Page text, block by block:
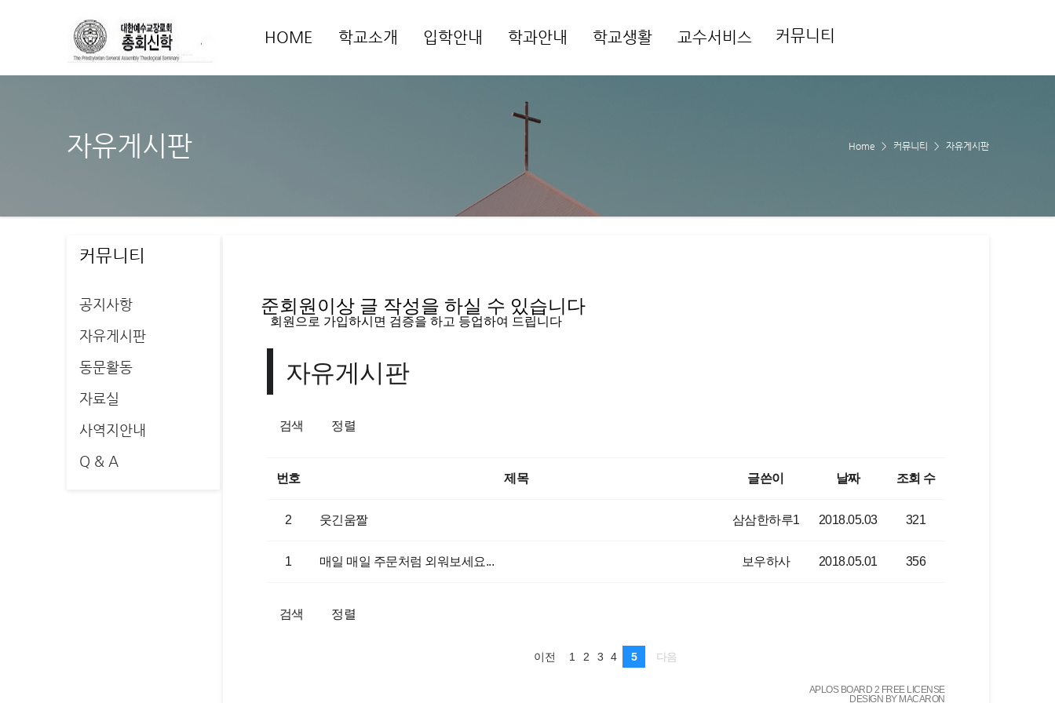
HOME 학교소개 입학안내 학과안내 학교생활 교수서비스 커뮤니티
자유게시판 Home 커뮤니티 자유게시판
커뮤니티
공지사항
자유게시판
동문활동
자료실
사역지안내
Q & A
준회원이상 글 작성을 하실 수 있습니다
   회원으로 가입하시면 검증을 하고 등업하여 드립니다
자유게시판
검색 정렬
번호 제목 글쓴이 날짜 조회 수
2 웃긴움짤 삼삼한하루1 2018.05.03 321
1 매일 매일 주문처럼 외워보세요... 보우하사 2018.05.01 356
검색 정렬
이전 1 2 3 4 5 다음
APLOS BOARD 2 FREE LICENSE
DESIGN BY MACARON